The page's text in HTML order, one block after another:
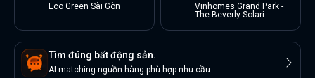
Eco Green Sài Gòn
Vinhomes Grand Park -
The Beverly Solari
Tìm đúng bất động sản.
AI matching nguồn hàng phù hợp nhu cầu